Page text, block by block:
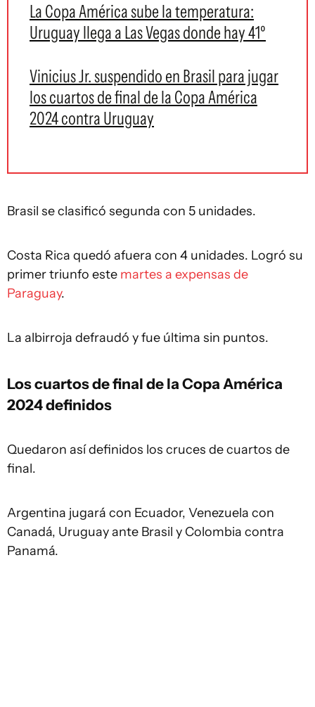
La Copa América sube la temperatura:
Uruguay llega a Las Vegas donde hay 41º
Vinicius Jr. suspendido en Brasil para jugar
los cuartos de final de la Copa América
2024 contra Uruguay
Brasil se clasificó segunda con 5 unidades.
Costa Rica quedó afuera con 4 unidades. Logró su
primer triunfo este martes a expensas de
Paraguay.
La albirroja defraudó y fue última sin puntos.
Los cuartos de final de la Copa América
2024 definidos
Quedaron así definidos los cruces de cuartos de
final.
Argentina jugará con Ecuador, Venezuela con
Canadá, Uruguay ante Brasil y Colombia contra
Panamá.